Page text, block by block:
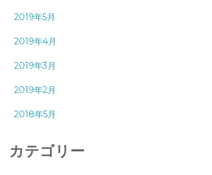
2019年5月
2019年4月
2019年3月
2019年2月
2018年5月
カテゴリー